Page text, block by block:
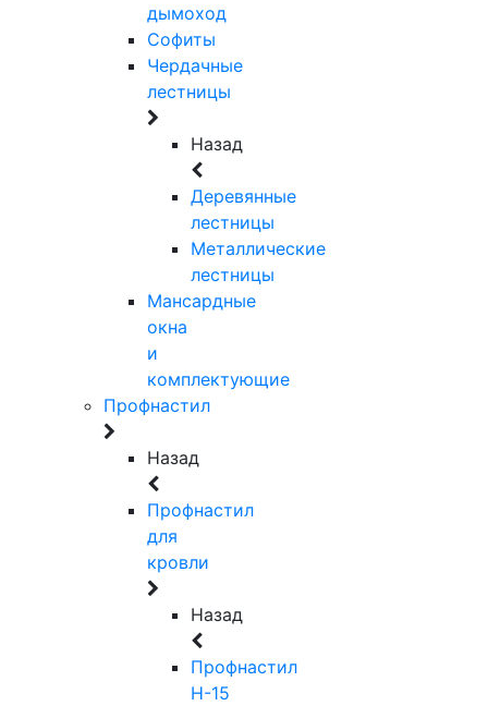
дымоход
Софиты
Чердачные
лестницы
Назад
Деревянные
лестницы
Металлические
лестницы
Мансардные
окна
и
комплектующие
Профнастил
Назад
Профнастил
для
кровли
Назад
Профнастил
Н-15